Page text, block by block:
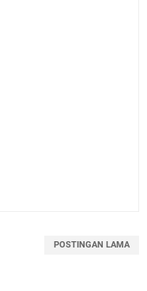
POSTINGAN LAMA